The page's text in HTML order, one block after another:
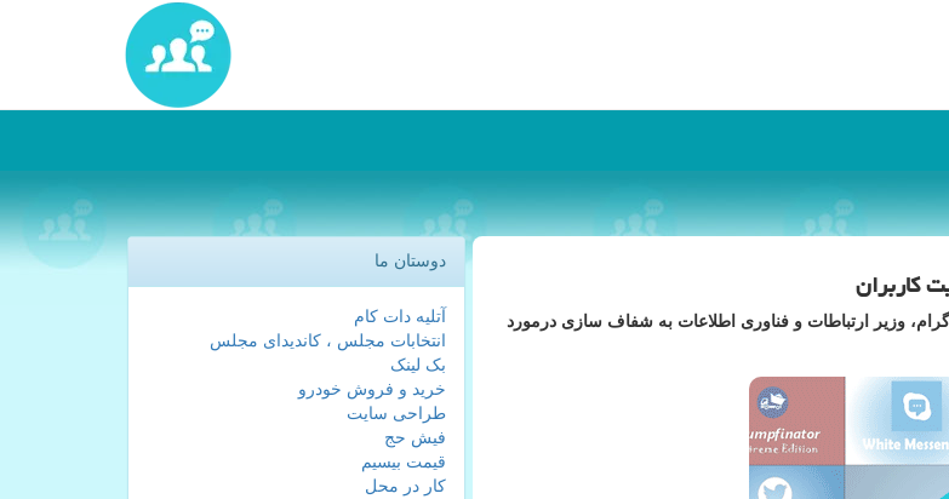
كاربران
وزیر ارتباطات و فناوری اطلاعات به شفاف سازی درمورد
دوستان ما
آتلیه دات کام
انتخابات مجلس ، کاندیدای مجلس
بک لینک
خرید و فروش خودرو
طراحی سایت
فیش حج
قیمت بیسیم
کار در محل